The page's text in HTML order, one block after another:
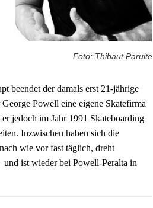
Foto: Thibaut Paruite
beendet der damals erst 21-jährige
Powell eine eigene Skatefirma
jedoch im Jahr 1991 Skateboarding
Inzwischen haben sich die
wie vor fast täglich, dreht
ist wieder bei Powell-Peralta in